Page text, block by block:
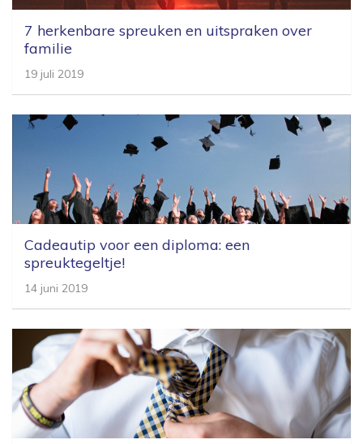
7 herkenbare spreuken en uitspraken over
familie
19 juli 2019
Cadeautip voor een diploma: een
spreuktegeltje!
14 juni 2019